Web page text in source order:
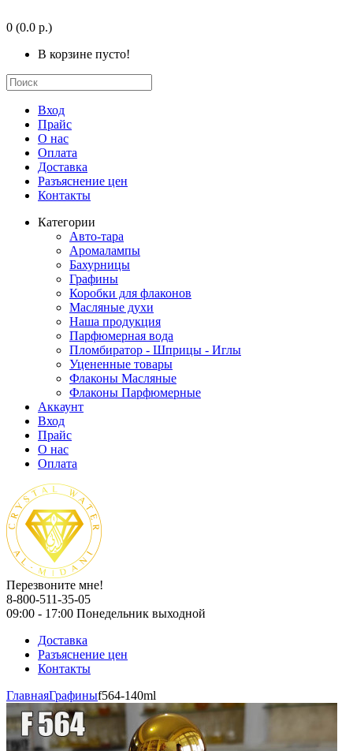
0 (0.0 р.)
В корзине пусто!
Вход
Прайс
О нас
Оплата
Доставка
Разъяснение цен
Контакты
Категории
Авто-тара
Аромалампы
Бахурницы
Графины
Коробки для флаконов
Масляные духи
Наша продукция
Парфюмерная вода
Пломбиратор - Шприцы - Иглы
Уцененные товары
Флаконы Масляные
Флаконы Парфюмерные
Аккаунт
Вход
Прайс
О нас
Оплата
Перезвоните мне!
8-800-511-35-05
09:00 - 17:00 Понедельник выходной
Доставка
Разъяснение цен
Контакты
ГлавнаяГрафиныf564-140ml